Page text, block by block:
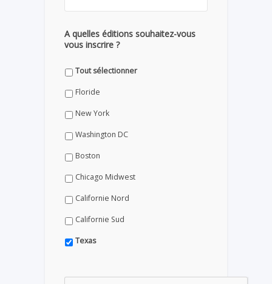
A quelles éditions souhaitez-vous
vous inscrire ?
Tout sélectionner
Floride
New York
Washington DC
Boston
Chicago Midwest
Californie Nord
Californie Sud
Texas